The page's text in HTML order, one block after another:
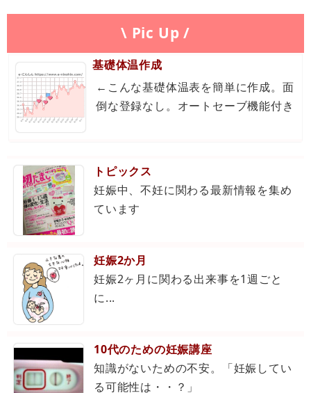
\ Pic Up /
基礎体温作成
←こんな基礎体温表を簡単に作成。面
倒な登録なし。オートセーブ機能付き
トピックス
妊娠中、不妊に関わる最新情報を集め
ています
妊娠2か月
妊娠2ヶ月に関わる出来事を1週ごと
に...
10代のための妊娠講座
知識がないための不安。「妊娠してい
る可能性は・・？」